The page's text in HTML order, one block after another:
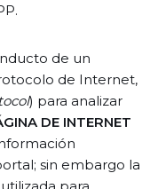
de un
de Internet,
) para analizar
DE INTERNET
sin embargo la
para